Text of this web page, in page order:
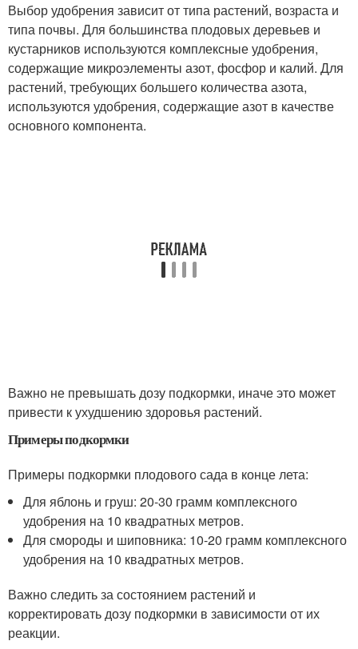
Выбор удобрения зависит от типа растений, возраста и
типа почвы. Для большинства плодовых деревьев и
кустарников используются комплексные удобрения,
содержащие микроэлементы азот, фосфор и калий. Для
растений, требующих большего количества азота,
используются удобрения, содержащие азот в качестве
основного компонента.
Важно не превышать дозу подкормки, иначе это может
привести к ухудшению здоровья растений.
Примеры подкормки
Примеры подкормки плодового сада в конце лета:
Для яблонь и груш: 20-30 грамм комплексного
удобрения на 10 квадратных метров.
Для смороды и шиповника: 10-20 грамм комплексного
удобрения на 10 квадратных метров.
Важно следить за состоянием растений и
корректировать дозу подкормки в зависимости от их
реакции.